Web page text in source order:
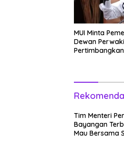
MUI Minta
Dewan
Tim Menteri
Bayangan
Mau Bersama